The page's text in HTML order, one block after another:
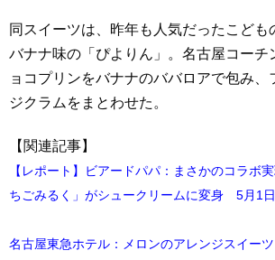
同スイーツは、昨年も人気だったこども
バナナ味の「ぴよりん」。名古屋コーチ
ョコプリンをバナナのババロアで包み、
ジクラムをまとわせた。
【関連記事】
【レポート】ビアードパパ：まさかのコラボ
ちごみるく」がシュークリームに変身 5月1
名古屋東急ホテル：メロンのアレンジスイー